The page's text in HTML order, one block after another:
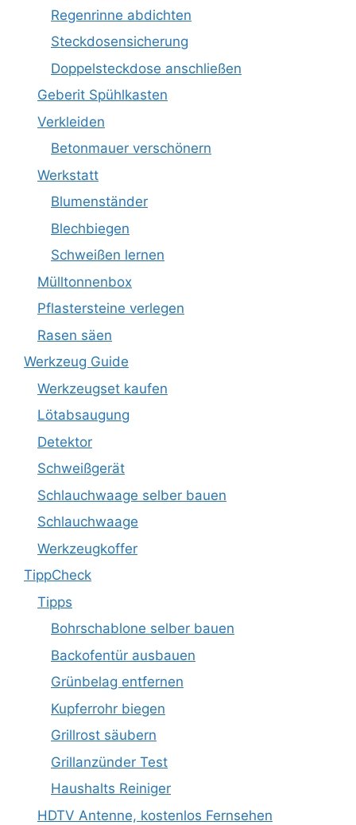
Regenrinne abdichten
Steckdosensicherung
Doppelsteckdose anschließen
Geberit Spühlkasten
Verkleiden
Betonmauer verschönern
Werkstatt
Blumenständer
Blechbiegen
Schweißen lernen
Mülltonnenbox
Pflastersteine verlegen
Rasen säen
Werkzeug Guide
Werkzeugset kaufen
Lötabsaugung
Detektor
Schweißgerät
Schlauchwaage selber bauen
Schlauchwaage
Werkzeugkoffer
TippCheck
Tipps
Bohrschablone selber bauen
Backofentür ausbauen
Grünbelag entfernen
Kupferrohr biegen
Grillrost säubern
Grillanzünder Test
Haushalts Reiniger
HDTV Antenne, kostenlos Fernsehen